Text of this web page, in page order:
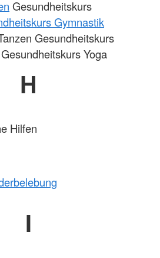
Gesundheitskurs
Gymnastik
Gesundheitskurs
Yoga
H
Hilfen
I